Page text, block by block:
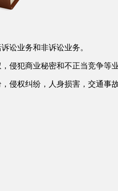
讼业务和非诉讼业务。
侵犯商业秘密和不正当竞争等业
侵权纠纷，人身损害，交通